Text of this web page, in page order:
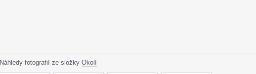
Náhledy fotografií ze složky Okolí